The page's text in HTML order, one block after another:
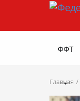
ФФТ
Главная